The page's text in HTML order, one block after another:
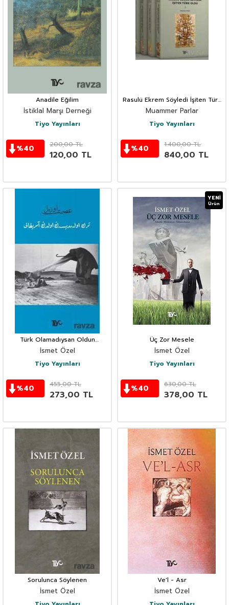
Anadile Eğilim
İstiklal Marşı Derneği
Tiyo Yayınları
%40 200,00TL
120,00 TL
Rasulü Ekrem Söyledi İşiten Türk
Oldu (4 Cilt)
Muammer Parlar
Tiyo Yayınları
%40 1.400,00TL
840,00 TL
Türk Olamadıysan Oldun
Amerikalı
İsmet Özel
Tiyo Yayınları
%40 455,00TL
273,00 TL
YENI
Ürün
Üç Zor Mesele
İsmet Özel
Tiyo Yayınları
%40 630,00TL
378,00 TL
Sorulunca Söylenen
İsmet Özel
Ve'l - Asr
İsmet Özel